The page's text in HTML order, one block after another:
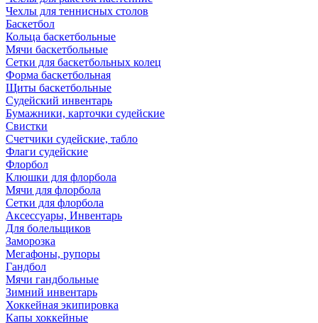
Чехлы для теннисных столов
Баскетбол
Кольца баскетбольные
Мячи баскетбольные
Сетки для баскетбольных колец
Форма баскетбольная
Щиты баскетбольные
Судейский инвентарь
Бумажники, карточки судейские
Свистки
Счетчики судейские, табло
Флаги судейские
Флорбол
Клюшки для флорбола
Мячи для флорбола
Сетки для флорбола
Аксессуары, Инвентарь
Для болельщиков
Заморозка
Мегафоны, рупоры
Гандбол
Мячи гандбольные
Зимний инвентарь
Хоккейная экипировка
Капы хоккейные